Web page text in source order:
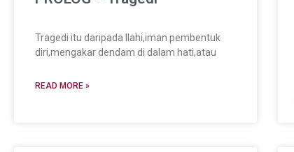
Tragedi itu daripada Ilahi,iman pembentuk
diri,mengakar dendam di dalam hati,atau
READ MORE »